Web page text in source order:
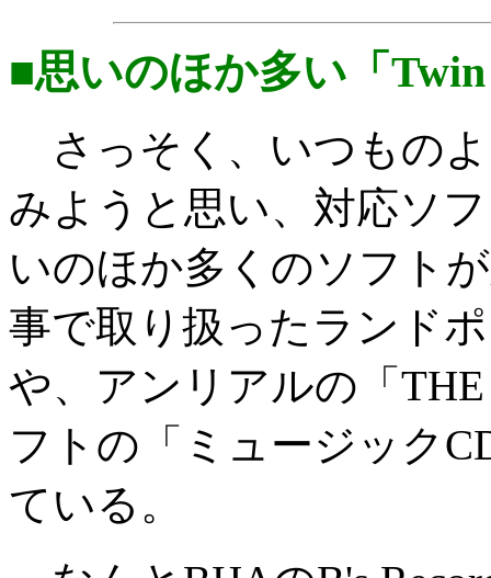
■思いのほか多い「
さっそく、いつもの
みようと思い、対応ソ
いのほか多くのソフト
事で取り扱ったランド
や、アンリアルの「
フトの「ミュージック
ている。